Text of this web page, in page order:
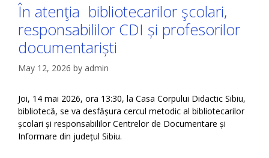
În atenţia bibliotecarilor şcolari,
responsabililor CDI și profesorilor
documentariști
May 12, 2026 by admin
Joi, 14 mai 2026, ora 13:30, la Casa Corpului Didactic Sibiu,
bibliotecă, se va desfășura cercul metodic al bibliotecarilor
școlari și responsabililor Centrelor de Documentare și
Informare din județul Sibiu.